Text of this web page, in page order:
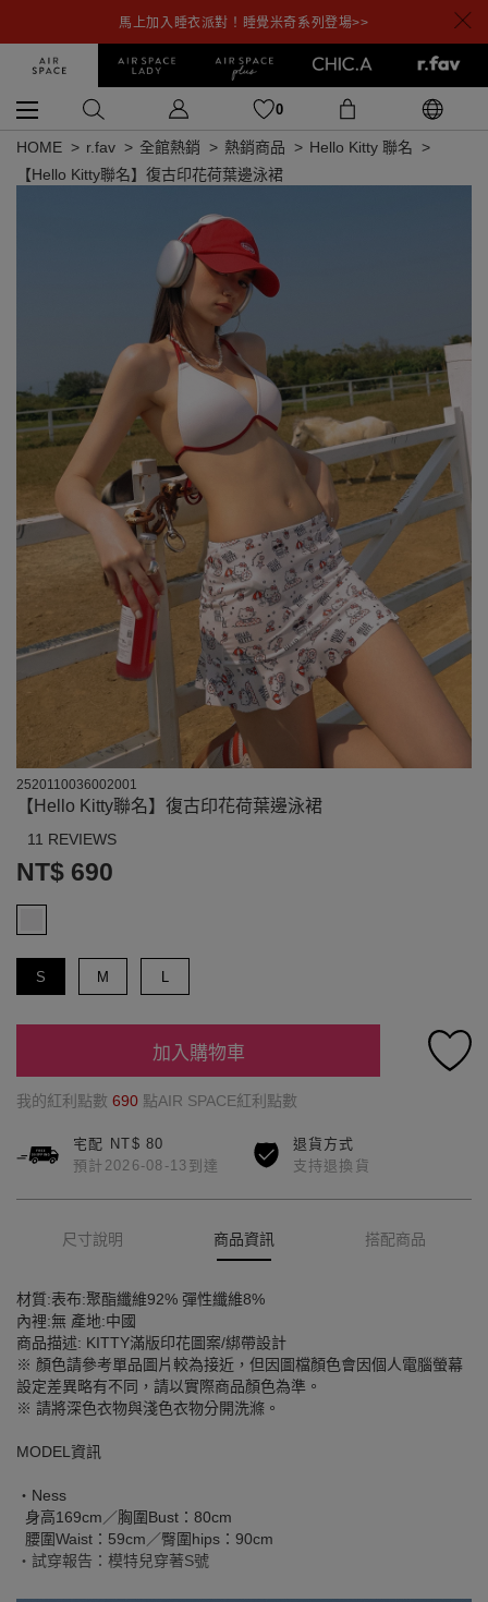
馬上加入睡衣派對！睡覺米奇系列登場>>
0
HOME r.fav 全館熱銷 熱銷商品
Hello Kitty 聯名
【Hello Kitty聯名】復古印花荷葉邊泳裙
2520110036002001
【Hello Kitty聯名】復古印花荷葉邊泳裙
11 REVIEWS
NT$ 690
S M L
加入購物車
我的紅利點數 690 點AIR SPACE紅利點數
宅配 NT$ 80
預計2026-08-13到達
退貨方式
支持退換貨
尺寸說明 商品資訊 搭配商品
材質:表布:聚酯纖維92% 彈性纖維8%
內裡:無 產地:中國
商品描述: KITTY滿版印花圖案/綁帶設計
※ 顏色請參考單品圖片較為接近，但因圖檔顏色會因個人電腦螢幕
設定差異略有不同，請以實際商品顏色為準。
※ 請將深色衣物與淺色衣物分開洗滌。
MODEL資訊
‧Ness
身高169cm／胸圍Bust：80cm
腰圍Waist：59cm／臀圍hips：90cm
‧試穿報告：模特兒穿著S號